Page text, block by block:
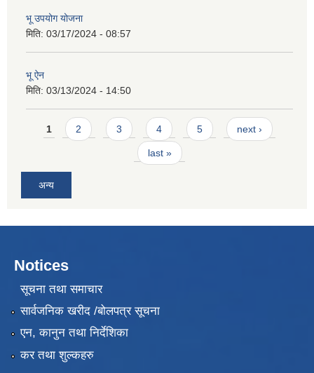
भू उपयोग योजना
मिति: 03/17/2024 - 08:57
भू ऐन
मिति: 03/13/2024 - 14:50
Pages
1 2 3 4 5 next ›
last »
अन्य
Notices
सूचना तथा समाचार
सार्वजनिक खरीद /बोलपत्र सूचना
एन, कानुन तथा निर्देशिका
कर तथा शुल्कहरु